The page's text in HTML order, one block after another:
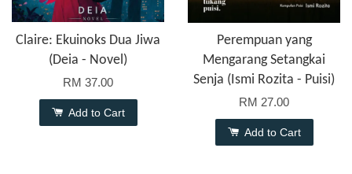
Claire: Ekuinoks Dua Jiwa
(Deia - Novel)
RM 37.00
Add to Cart
Perempuan yang
Mengarang Setangkai
Senja (Ismi Rozita - Puisi)
RM 27.00
Add to Cart